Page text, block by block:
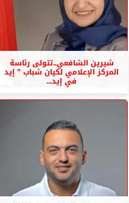
شيرين الشافعي..تتولى رئاسة
المركز الإعلامي لكيان شباب ” إيد
في إيد...